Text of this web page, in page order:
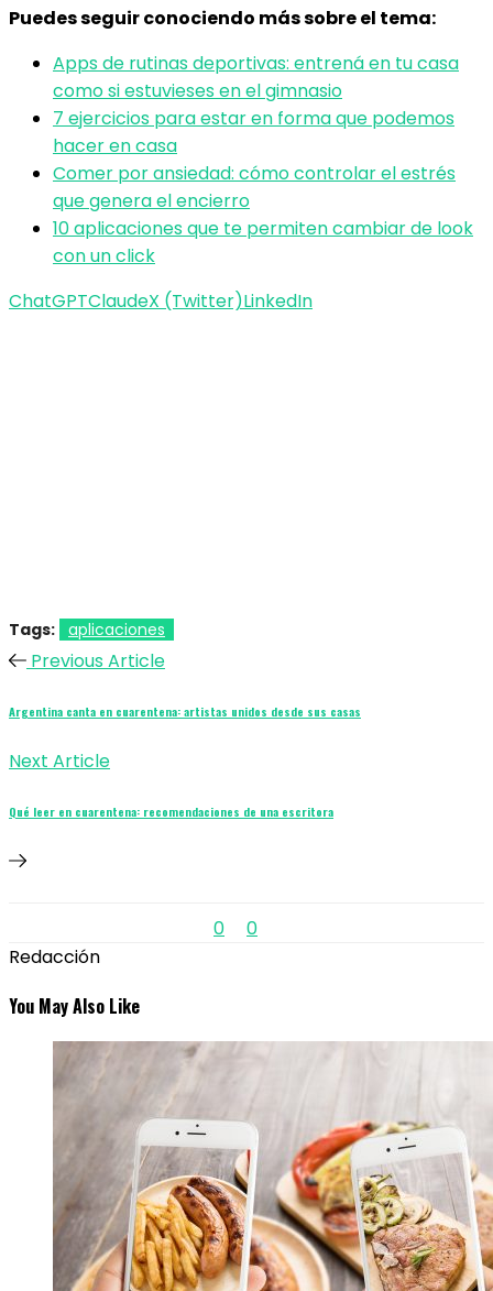
Puedes seguir conociendo más sobre el tema:
Apps de rutinas deportivas: entrená en tu casa
como si estuvieses en el gimnasio
7 ejercicios para estar en forma que podemos
hacer en casa
Comer por ansiedad: cómo controlar el estrés
que genera el encierro
10 aplicaciones que te permiten cambiar de look
con un click
ChatGPTClaudeX (Twitter)LinkedIn
Tags: aplicaciones
Previous Article
Argentina canta en cuarentena: artistas unidos desde sus casas
Next Article
Qué leer en cuarentena: recomendaciones de una escritora
0
0
Redacción
You May Also Like